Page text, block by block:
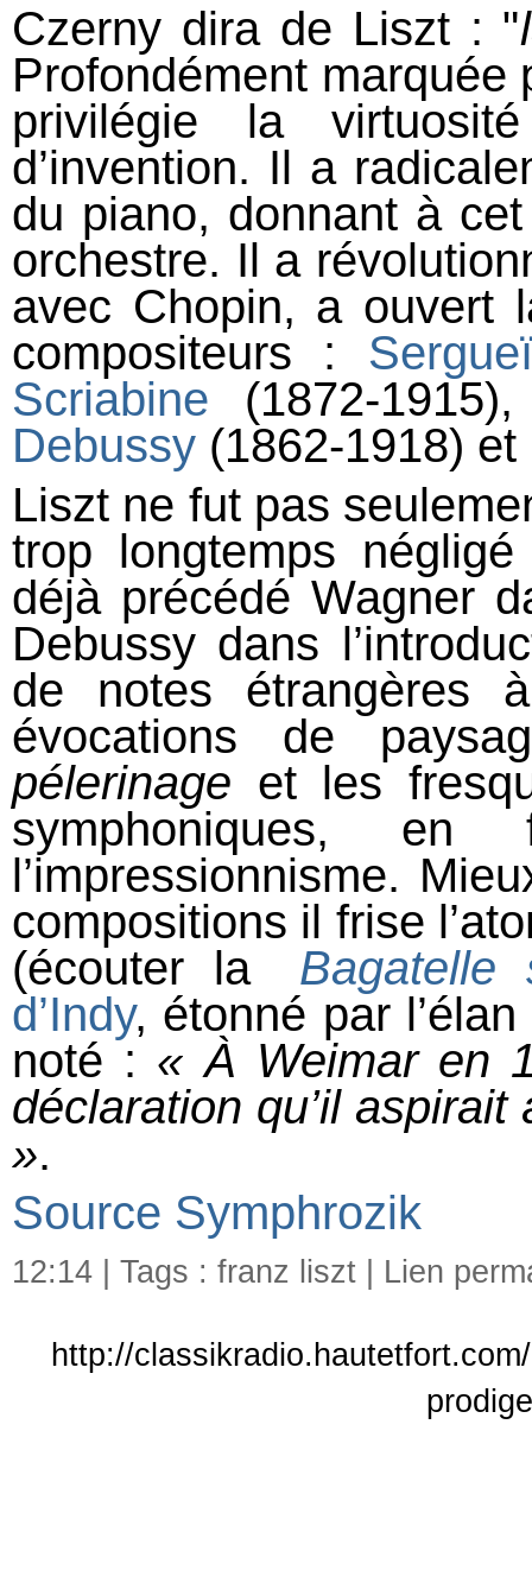
Czerny dira de Liszt : "
Profondément
privilégie la
d’invention. Il a
du piano, donnant à
orchestre. Il a
avec Chopin, a ouvert
compositeurs :
Scriabine (1872-
Debussy (1862-1918) et
Liszt ne fut pas
trop longtemps
déjà précédé Wagner
Debussy dans
de notes étrangères
évocations de
pélerinage et les
symphoniques,
l’impressionnisme.
compositions il frise
(écouter la
Bagatelle
d’Indy, étonné par
noté : « À Weimar en
déclaration qu’il aspirait
».
Source Symphrozik
12:14 | Tags : franz liszt Lien
http://